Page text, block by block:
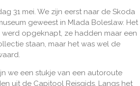
31 mei. We zijn eerst naar de Skoda
geweest in Mlada Boleslaw. Het
werd opgeknapt, ze hadden maar een
staan, maar het was wel de
we een stukje van een autoroute
uit de Capitool Reisgids. Langs het